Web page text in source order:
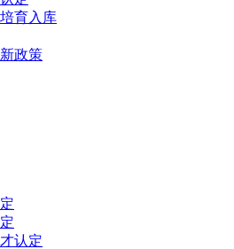
育入库
政策
认定